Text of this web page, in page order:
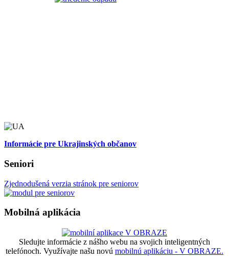
Informácie pre Ukrajinských občanov
Seniori
Zjednodušená verzia stránok pre seniorov
Mobilná aplikácia
Sledujte informácie z nášho webu na svojich inteligentných
telefónoch. Využívajte našu novú mobilnú aplikáciu - V OBRAZE.